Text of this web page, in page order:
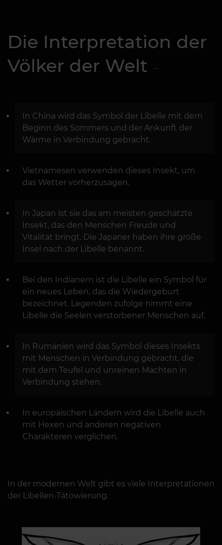
Die Interpretation der
Völker der Welt
In China wird das Symbol der Libelle mit dem
Beginn des Sommers und der Ankunft der
Wärme in Verbindung gebracht.
Vietnamesen verwenden dieses Insekt, um
das Wetter vorherzusagen.
In Japan ist sie das am meisten geschätzte
Insekt, das den Menschen Freude und
Vitalität bringt. Die Japaner haben ihre große
Insel nach der Libelle benannt.
Bei den Indianern ist die Libelle ein Symbol für
ein neues Leben, das die Wiedergeburt
bezeichnet. Legenden zufolge nimmt eine
Libelle die Seelen verstorbener Menschen auf.
In Rumänien wird das Symbol dieses Insekts
mit Menschen in Verbindung gebracht, die
mit dem Teufel und unreinen Mächten in
Verbindung stehen.
In europäischen Ländern wird die Libelle auch
mit Hexen und anderen negativen
Charakteren verglichen.
In der modernen Welt gibt es viele Interpretationen
der Libellen-Tätowierung.